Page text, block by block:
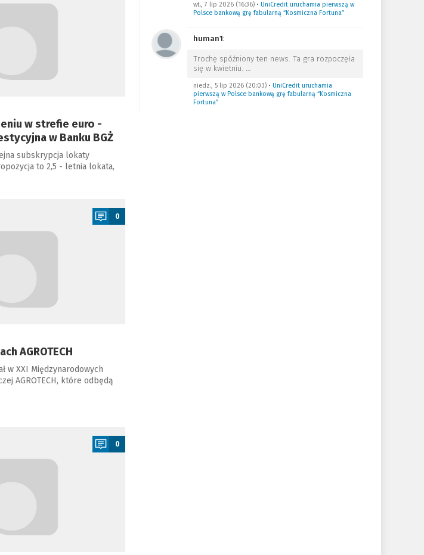
w strefie euro -
w Banku BGŻ
subskrypcja lokaty
to 2,5 - letnia lokata,
0
AGROTECH
w XXI Międzynarodowych
AGROTECH, które odbędą
0
wt., 7 lip 2026 (16:36)• UniCredit uruchamia pierwszą w
Polsce bankową grę fabularną “Kosmiczna Fortuna”
human1:
Trochę spóźniony ten news. Ta gra rozpoczęła
się w kwietniu. …
niedz., 5 lip 2026 (20:03)• UniCredit uruchamia
pierwszą w Polsce bankową grę fabularną “Kosmiczna
Fortuna”